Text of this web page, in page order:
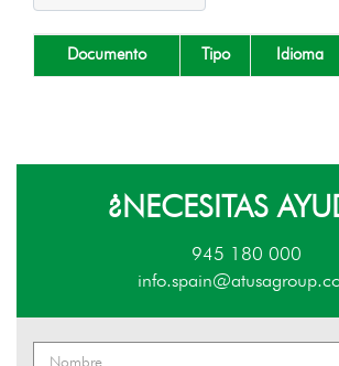
Documento Tipo Idioma
¿NECESITAS
945 180 000